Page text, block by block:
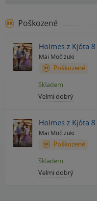
Poškozené
Holmes z Kjóta
Mai Močizuki
Poškozené
Velmi dobrý
Skladem
Holmes z Kjóta
Mai Močizuki
Poškozené
Velmi dobrý
Skladem